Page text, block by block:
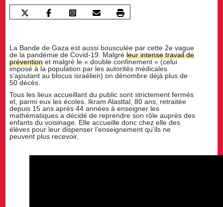
La Bande de Gaza est aussi bousculée par cette 2e vague
de la pandémie de Covid-19. Malgréleur intense travail de
prévention et malgré le « double confinement » (celui
imposé à la population par les autorités médicales
s’ajoutant au blocus israélien) on dénombre déjà plus de
50 décès.
Tous les lieux accueillant du public sont strictement fermés
et, parmi eux les écoles. Ikram Alasttal, 80 ans, retraitée
depuis 15 ans après 44 années à enseigner les
mathématiques a décidé de reprendre son rôle auprès des
enfants du voisinage. Elle accueille donc chez elle des
élèves pour leur dispenser l’enseignement qu’ils ne
peuvent plus recevoir.